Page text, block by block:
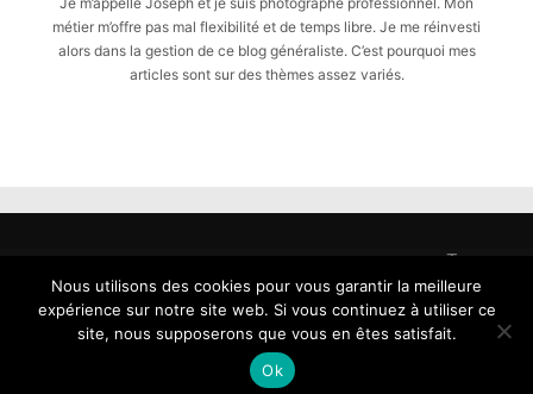
métier m’offre pas mal flexibilité et de temps libre. Je me réinvesti
alors dans la gestion de ce blog généraliste. C’est pourquoi mes
articles sont sur des thèmes assez variés.
Tous
droits
reservés
-
Nous utilisons des cookies pour vous garantir la meilleure
expérience sur notre site web. Si vous continuez à utiliser ce
site, nous supposerons que vous en êtes satisfait.
Ok